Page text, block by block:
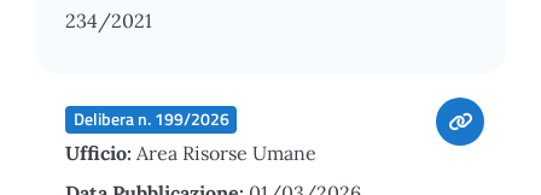
234/2021
Delibera n. 199/2026
Ufficio: Area Risorse Umane